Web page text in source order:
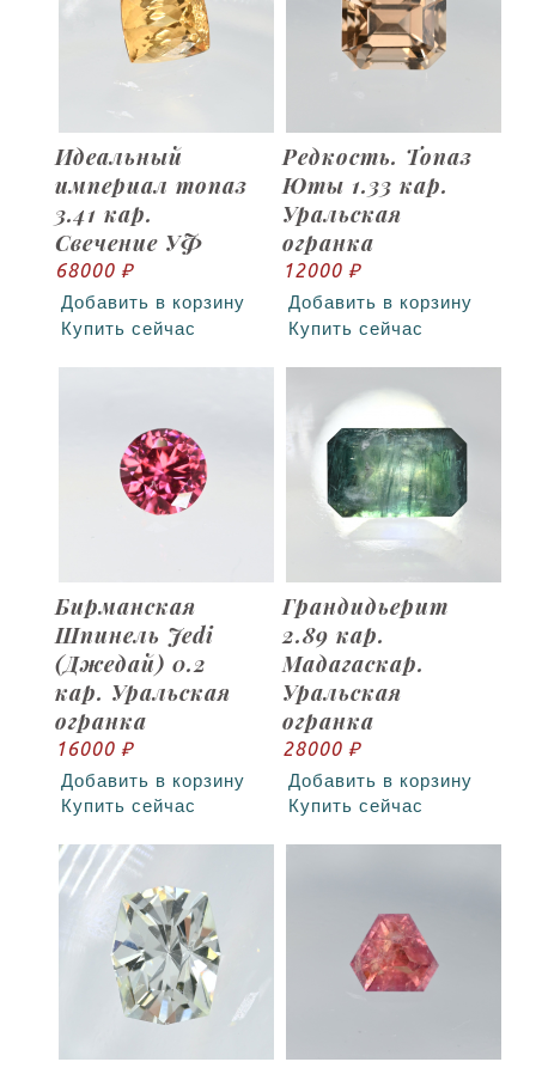
Идеальный
империал топаз
3.41 кар.
Свечение УФ
68000 ₽
Добавить в корзину
Купить сейчас
Редкость. Топаз
Юты 1.33 кар.
Уральская
огранка
12000 ₽
Добавить в корзину
Купить сейчас
Бирманская
Шпинель Jedi
(Джедай) 0.2
кар. Уральская
огранка
16000 ₽
Добавить в корзину
Купить сейчас
Грандидьерит
2.89 кар.
Мадагаскар.
Уральская
огранка
28000 ₽
Добавить в корзину
Купить сейчас